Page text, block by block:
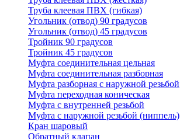
Труба клеевая ПВХ (гибкая)
Угольник (отвод) 90 градусов
Угольник (отвод) 45 градусов
Тройник 90 градусов
Тройник 45 градусов
Муфта соединительная цельная
Муфта соединительная разборная
Муфта разборная с наружной резьбой
Муфта переходная коническая
Муфта с внутренней резьбой
Муфта с наружной резьбой (ниппель)
Кран шаровый
Обратный клапан